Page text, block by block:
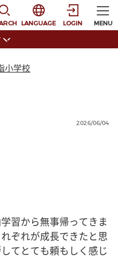
選択すると言語の切
LANGUAGE LOGIN MENU
小学校
2026/06/04
習から無事帰ってきま
ぞれが成長できたと思
てとても頼もしく感じ